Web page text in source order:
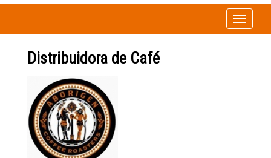
Toggle
navigation
Distribuidora de Café